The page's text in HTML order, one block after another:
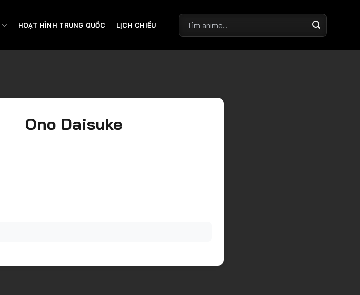
HOẠT HÌNH TRUNG QUỐC LỊCH CHIẾU
Ono Daisuke